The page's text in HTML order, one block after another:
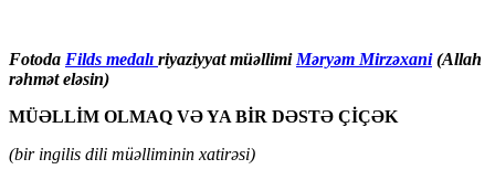
Fotoda Filds medalı riyaziyyat müəllimi Məryəm Mirzəxani(Allah
rəhmət eləsin)
MÜƏLLİM OLMAQ VƏ YA BİR DƏSTƏ ÇİÇƏK
(bir ingilis dili müəlliminin xatirəsi)